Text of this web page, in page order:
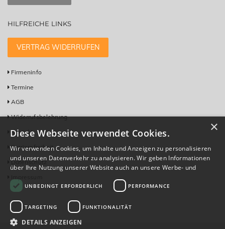
HILFREICHE LINKS
VERTRAG WIDERRUFEN
Firmeninfo
Termine
AGB
Widerrufsbelehrung
Kontakt
Barrierefreiheit
Datenschutz
×
Diese Webseite verwendet Cookies.
Wir verwenden Cookies, um Inhalte und Anzeigen zu personalisieren
und unseren Datenverkehr zu analysieren. Wir geben Informationen
über Ihre Nutzung unserer Website auch an unsere Werbe- und
Informationen kombinieren, die Sie ihnen bereitgestellt haben oder
Datenschutzrichtlinie
UNBEDINGT ERFORDERLICH PERFORMANCE
TARGETING FUNKTIONALITÄT
DETAILS ANZEIGEN